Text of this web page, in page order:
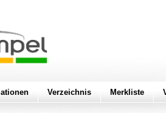
Verzeichnis Merkliste